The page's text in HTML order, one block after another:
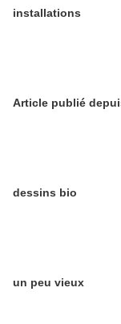
installations
dessins bio
un peu vieux